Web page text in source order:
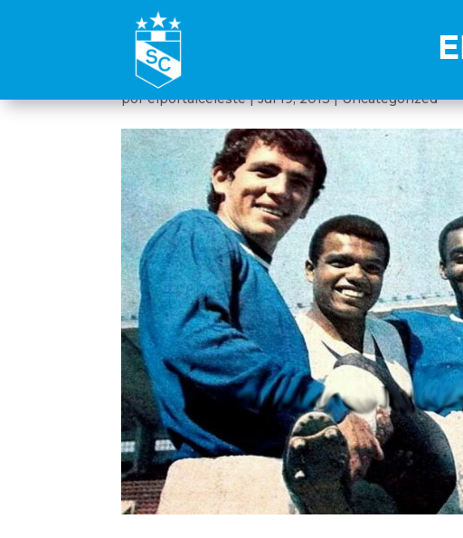
Alberto Gallardo: el
porelportalceleste|Jul 19, 2013|Uncategorized